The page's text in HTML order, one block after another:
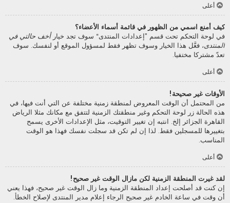
أعلى
كيف أمنع اسمي من الظهور في قائمة أسماء الأعضاء؟
في لوحة التحكم تحت قسم ”إعدادات المنتدى“ سوف تجد خيارأخف حالتي في
المنتدى، فعَّل هذا الخيار وسوف تظهر فقط لمسؤول الموقع أو لنفسك. سوف
تعدّ مشتركا مختفيا.
أعلى
الأوقات غير صحيحة!
من المحتمل أن الوقت المعروض لمنطقة زمنية مختلفة عن التي أنت فيها، في
هذه الحالة زر لوحة التحكم وغير منطقتك الزمنية لتتفق مع مكانك مثلا الرياض
القاهرة الجزائر إلخ. انتبه إن تغيير التوقيت، مثل الإعدادات الأخرى يسمح
بتغييرها للمسجلين فقط. لذا إن لم تكن قد سجلت نفسك فهذا هو الوقت
المناسب.
أعلى
لقد غيرت المنطقة الزمنية لكن مازال الوقت غير صحيح!
إن كنت قد أصلحت إعداد المنطقة الزمنية وما زال الوقت غير صحيح، فهذا يعني
أن وقت في ساعة الخادم غير صحيح الرجاء إعلام مدير المنتدى لإصلاح الخطأ.